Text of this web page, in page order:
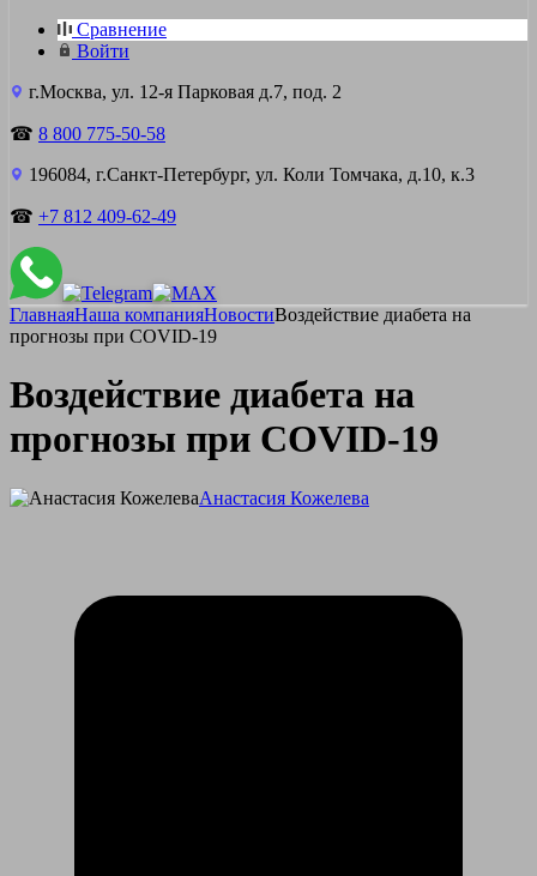
Сравнение
Войти
г.Москва, ул. 12-я Парковая д.7, под. 2
☎ 8 800 775-50-58
196084, г.Санкт-Петербург, ул. Коли Томчака, д.10, к.3
☎ +7 812 409-62-49
ГлавнаяНаша компанияНовостиВоздействие диабета на
прогнозы при COVID-19
Воздействие диабета на
прогнозы при COVID-19
Анастасия Кожелева